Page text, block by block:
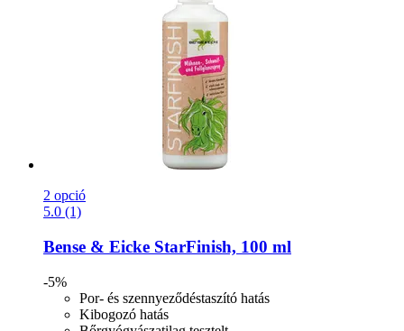
2 opció
5.0 (1)
Bense & Eicke StarFinish, 100 ml
-5%
Por- és szennyeződéstaszító hatás
Kibogozó hatás